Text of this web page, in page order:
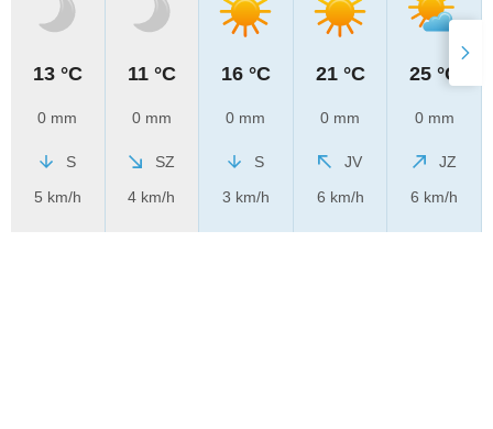
13 °C
0 mm
S
5 km/h
11 °C
0 mm
SZ
4 km/h
16 °C
0 mm
S
3 km/h
21 °C
0 mm
JV
6 km/h
25 °C
0 mm
JZ
6 km/h